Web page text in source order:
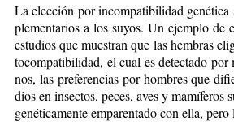
La elec­ción por in­com­pa­ti­bi­li­dad ge­né­ti­ca
ple­men­ta­rios a los su­yos. Un ejem­plo de
es­tu­dios que mues­tran que las hem­bras
to­com­pa­ti­bi­li­dad, el cual es de­tec­ta­do
nos, las pre­fe­ren­cias por hom­bres que
dios en in­sec­tos, pe­ces, aves y ma­mí­fe­ros
ge­né­ti­ca­men­te em­pa­ren­ta­do con ella,